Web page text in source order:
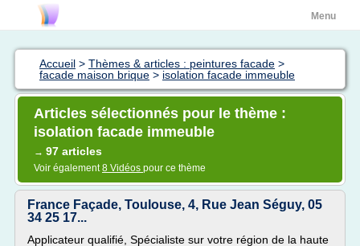
Menu
Accueil > Thèmes & articles : peintures facade >
facade maison brique > isolation facade immeuble
Articles sélectionnés pour le thème :
isolation facade immeuble
→ 97 articles
Voir également8 Vidéos pour ce thème
France Façade, Toulouse, 4, Rue Jean Séguy, 05
34 25 17...
Applicateur qualifié, Spécialiste sur votre région de la haute